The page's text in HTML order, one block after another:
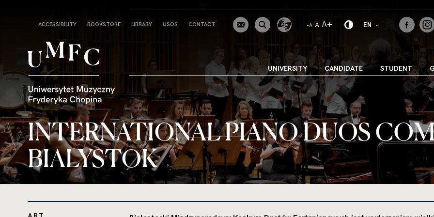
StronaACCESSIBILITY BOOKSTORE LIBRARY USOS CONTACT -AMNIEJSZA CZCIONKA
ANORMALNA CZCIONKA
A+WIĘKSZA CZCIONKA
EN zmień język
UNIVERSITY CANDIDATE STUDENT
INTERNATIONAL PIANO DUOS
BIALYSTOK